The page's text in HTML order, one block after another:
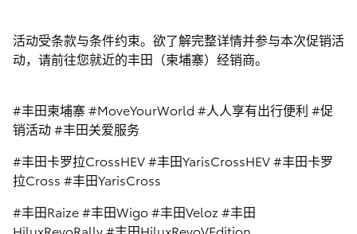
活动受条款与条件约束。欲了解完整详情并参与本次促销活
动，请前往您就近的丰田（柬埔寨）经销商。
#丰田柬埔寨 #MoveYourWorld #人人享有出行便利 #促
销活动 #丰田关爱服务
#丰田卡罗拉CrossHEV #丰田YarisCrossHEV #丰田卡罗
拉Cross #丰田YarisCross
#丰田Raize #丰田Wigo #丰田Veloz #丰田